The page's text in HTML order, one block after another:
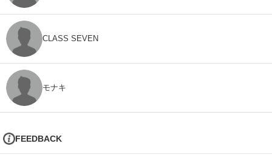
CLASS SEVEN
モナキ
FEEDBACK